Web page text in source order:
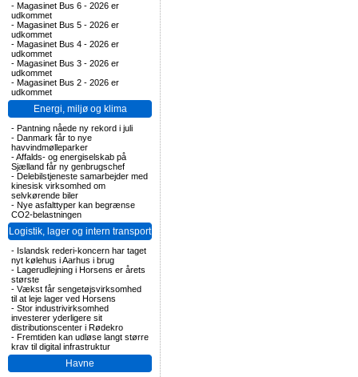
- Magasinet Bus 6 - 2026 er
udkommet
- Magasinet Bus 5 - 2026 er
udkommet
- Magasinet Bus 4 - 2026 er
udkommet
- Magasinet Bus 3 - 2026 er
udkommet
- Magasinet Bus 2 - 2026 er
udkommet
Energi, miljø og klima
- Pantning nåede ny rekord i juli
- Danmark får to nye
havvindmølleparker
-Affalds- og energiselskab på
Sjælland får ny genbrugschef
- Delebilstjeneste samarbejder med
kinesisk virksomhed om
selvkørende biler
- Nye asfalttyper kan begrænse
CO2-belastningen
Logistik, lager og intern transport
- Islandsk rederi-koncern har taget
nyt kølehus i Aarhus i brug
- Lagerudlejning i Horsens er årets
største
- Vækst får sengetøjsvirksomhed
til at leje lager ved Horsens
- Stor industrivirksomhed
investerer yderligere sit
distributionscenter i Rødekro
- Fremtiden kan udløse langt større
krav til digital infrastruktur
Havne